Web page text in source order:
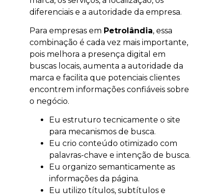
diferenciais e a autoridade da empresa.
Para empresas em Petrolândia, essa
combinação é cada vez mais importante,
pois melhora a presença digital em
buscas locais, aumenta a autoridade da
marca e facilita que potenciais clientes
encontrem informações confiáveis sobre
o negócio.
Eu estruturo tecnicamente o site
para mecanismos de busca.
Eu crio conteúdo otimizado com
palavras-chave e intenção de busca.
Eu organizo semanticamente as
informações da página.
Eu utilizo títulos, subtítulos e